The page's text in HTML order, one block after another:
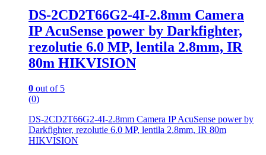
DS-2CD2T66G2-4I-2.8mm Camera
IP AcuSense power by Darkfighter,
rezolutie 6.0 MP, lentila 2.8mm, IR
80m HIKVISION
0 out of 5
(0)
DS-2CD2T66G2-4I-2.8mm Camera IP AcuSense power by
Darkfighter, rezolutie 6.0 MP, lentila 2.8mm, IR 80m
HIKVISION